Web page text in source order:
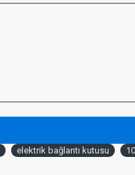
elektrik bağlantı kutusu